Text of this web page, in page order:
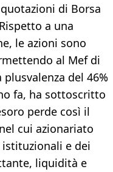
di Borsa
a una
le azioni sono
al Mef di
del 46%
fa, ha sottoscritto
perde così il
cui azionariato
e dei
liquidità e